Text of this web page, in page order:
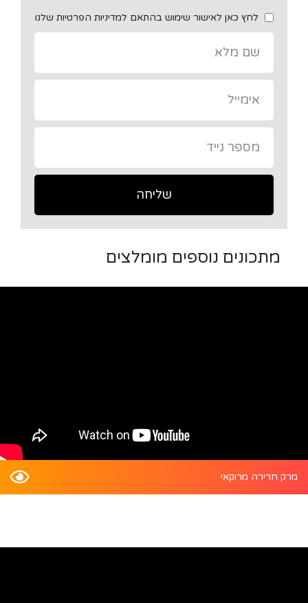
לחץ כאן לאישור שימוש בהתאם למדיניות הפרטיות שלנו
שליחה
מתכונים נוספים מומלצים
מרק חרירה מרוקאי